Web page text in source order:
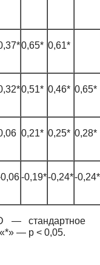
0,65* 0,61*
0,51* 0,46* 0,65*
0,21* 0,25* 0,28*
-0,19*-0,24*-0,24*
— стандартное
— p < 0,05.